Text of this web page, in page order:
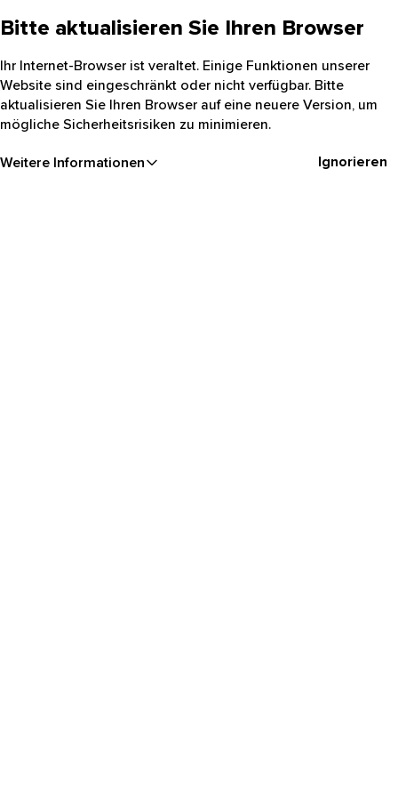
Bitte aktualisieren Sie Ihren Browser
Ihr Internet-Browser ist veraltet. Einige Funktionen unserer
Website sind eingeschränkt oder nicht verfügbar. Bitte
aktualisieren Sie Ihren Browser auf eine neuere Version, um
mögliche Sicherheitsrisiken zu minimieren.
Weitere Informationen Ignorieren